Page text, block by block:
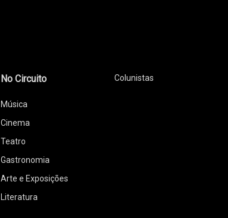
No Circuito
Música
Cinema
Teatro
Gastronomia
Arte e Exposições
Literatura
Colunistas